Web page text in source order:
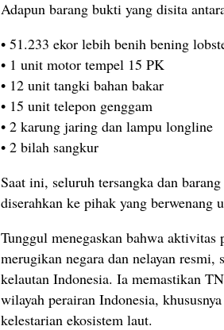
Adapun barang bukti yang disita
• 51.233 ekor lebih benih bening
• 1 unit motor tempel 15 PK
• 12 unit tangki bahan bakar
• 15 unit telepon genggam
• 2 karung jaring dan lampu longline
• 2 bilah sangkur
Saat ini, seluruh tersangka dan
diserahkan ke pihak yang berwenang
Tunggul menegaskan bahwa
merugikan negara dan nelayan resmi,
kelautan Indonesia. Ia memastikan
wilayah perairan Indonesia,
kelestarian ekosistem laut.